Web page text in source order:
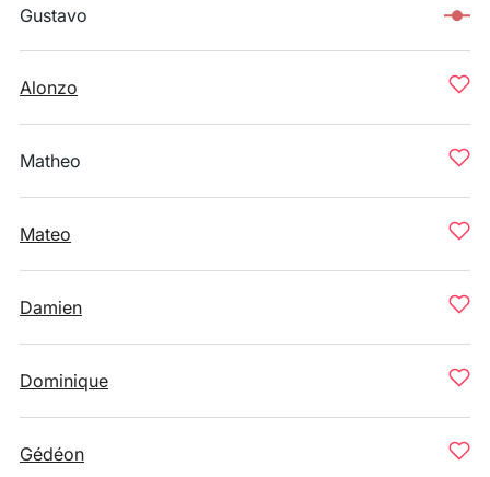
Gustavo
Alonzo
Matheo
Mateo
Damien
Dominique
Gédéon